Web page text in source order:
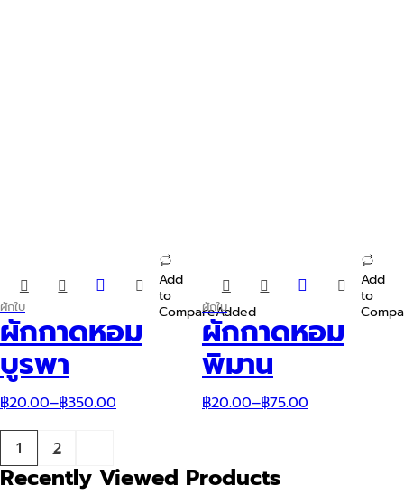
Add
to
CompareAdded
This
product
has
multiple
variants.
The
options
may
be
chosen
on
the
product
ผักใบ
ผักกาดหอม
บูรพา
฿20.00–฿350.00
Add
to
This
product
has
multiple
variants.
The
options
may
be
product
ผักใบ
ผักกาดหอม
พิมาน
฿20.00–฿75.00
1 2
Recently Viewed Products